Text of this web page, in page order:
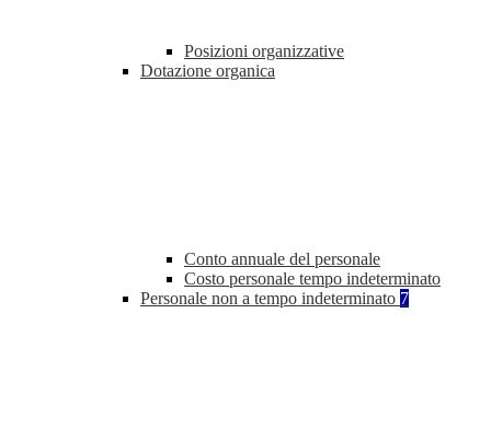
Posizioni organizzative
Dotazione organica
Conto annuale del personale
Costo personale tempo indeterminato
Personale non a tempo indeterminato 7